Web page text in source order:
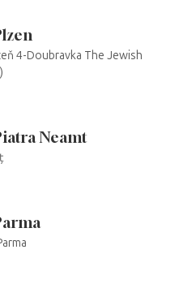
4-Doubravka The Jewish
Neamt